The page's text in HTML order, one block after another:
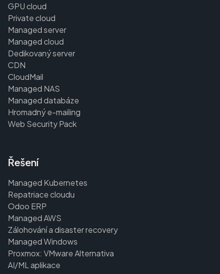
GPU cloud
Private cloud
Managed server
Managed cloud
Dedikovaný server
CDN
CloudMail
Managed NAS
Managed databáze
Hromadný e-mailing
Web Security Pack
Řešení
Managed Kubernetes
Repatriace cloudu
Odoo ERP
Managed AWS
Zálohování a disaster recovery
Managed Windows
Proxmox: VMware Alternativa
AI/ML aplikace